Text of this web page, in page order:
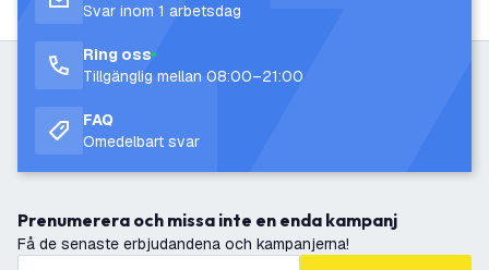
Svar inom 1 arbetsdag
Ring oss
Tillgänglig mellan 08:00–21:00
FAQ
Omedelbart svar
Prenumerera och missa inte en enda kampanj
Få de senaste erbjudandena och kampanjerna!